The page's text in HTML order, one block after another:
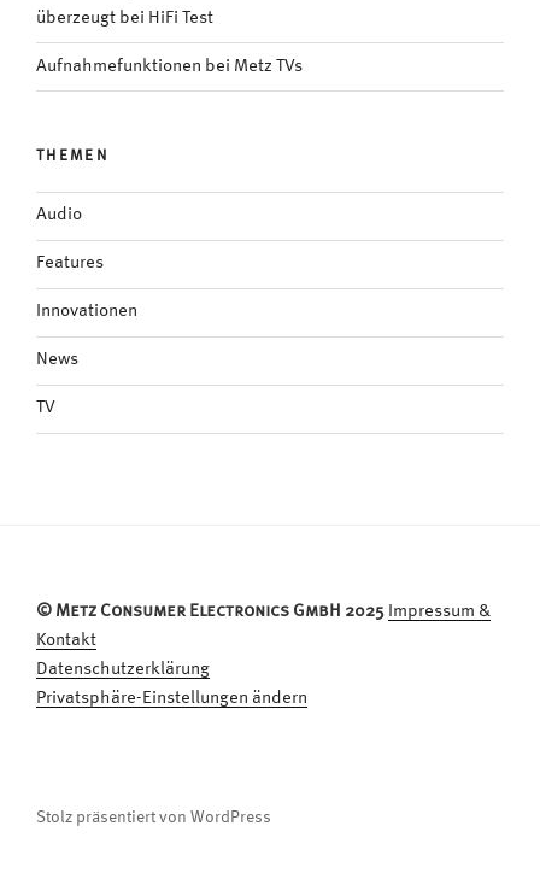
überzeugt bei HiFi Test
Aufnahmefunktionen bei Metz TVs
THEMEN
Audio
Features
Innovationen
News
TV
© Metz Consumer Electronics GmbH 2025 Impressum &
Kontakt
Datenschutzerklärung
Privatsphäre-Einstellungen ändern
Stolz präsentiert von WordPress